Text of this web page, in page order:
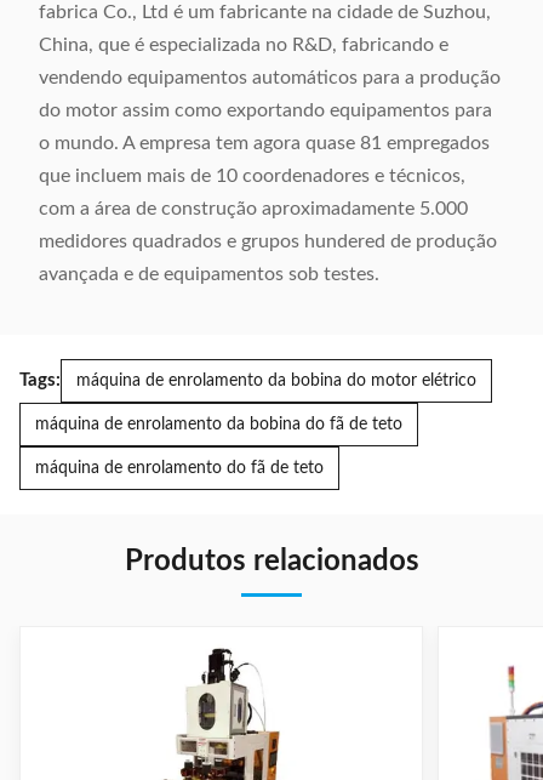
fabrica Co., Ltd é um fabricante na cidade de Suzhou,
China, que é especializada no R&D, fabricando e
vendendo equipamentos automáticos para a produção
do motor assim como exportando equipamentos para
o mundo. A empresa tem agora quase 81 empregados
que incluem mais de 10 coordenadores e técnicos,
com a área de construção aproximadamente 5.000
medidores quadrados e grupos hundered de produção
avançada e de equipamentos sob testes.
Tags: máquina de enrolamento da bobina do motor elétrico
máquina de enrolamento da bobina do fã de teto
máquina de enrolamento do fã de teto
Produtos relacionados